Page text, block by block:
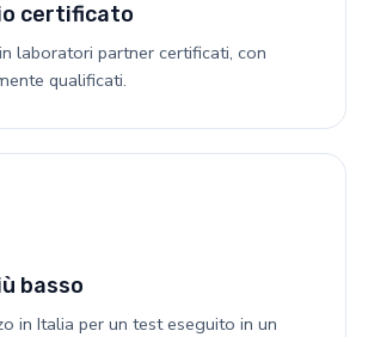
certificato
laboratori partner certificati, con
qualificati.
basso
in Italia per un test eseguito in un